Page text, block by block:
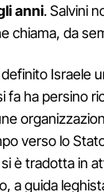
anni. Salvini
chiama, da
Israele
fa ha persino
verso lo
è tradotta in
a guida